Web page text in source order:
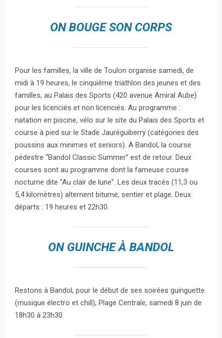
ON BOUGE SON CORPS
Pour les familles, la ville de Toulon organise samedi, de
midi à 19 heures, le cinquième triathlon des jeunes et des
familles, au Palais des Sports (420 avenue Amiral Aube)
pour les licenciés et non licenciés. Au programme :
natation en piscine, vélo sur le site du Palais des Sports et
course à pied sur le Stade Jauréguiberry (catégories des
poussins aux minimes et seniors). A Bandol, la course
pédestre “Bandol Classic Summer” est de retour. Deux
courses sont au programme dont la fameuse course
nocturne dite “Au clair de lune”. Les deux tracés (11,3 ou
5,4 kilomètres) alternent bitume, sentier et plage. Deux
départs : 19 heures et 22h30.
ON GUINCHE À BANDOL
Restons à Bandol, pour le début de ses soirées guinguette
(musique électro et chill), Plage Centrale, samedi 8 juin de
18h30 à 23h30.